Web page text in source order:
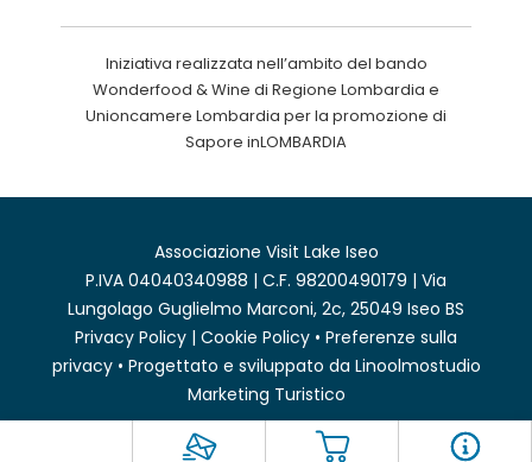
Iniziativa realizzata nell’ambito del bando
Wonderfood & Wine di Regione Lombardia e
Unioncamere Lombardia per la promozione di
Sapore inLOMBARDIA
Associazione Visit Lake Iseo
P.IVA 04040340988 | C.F. 98200490179 | Via
Lungolago Guglielmo Marconi, 2c, 25049 Iseo BS
Privacy Policy | Cookie Policy • Preferenze sulla
privacy• Progettato e sviluppato da Linoolmostudio
Marketing Turistico